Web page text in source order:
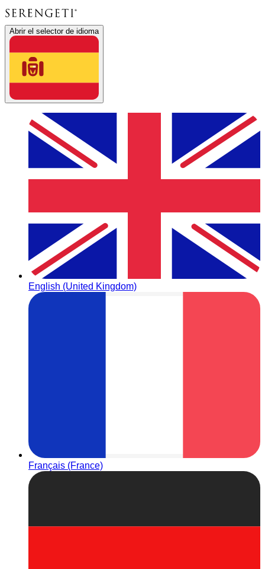
Abrir el selector de idioma
English (United Kingdom)
Français (France)